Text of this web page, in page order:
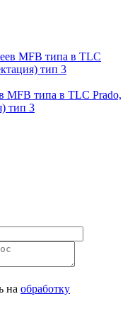
MFB типа в TLC Prado,
тип 3
на обработку